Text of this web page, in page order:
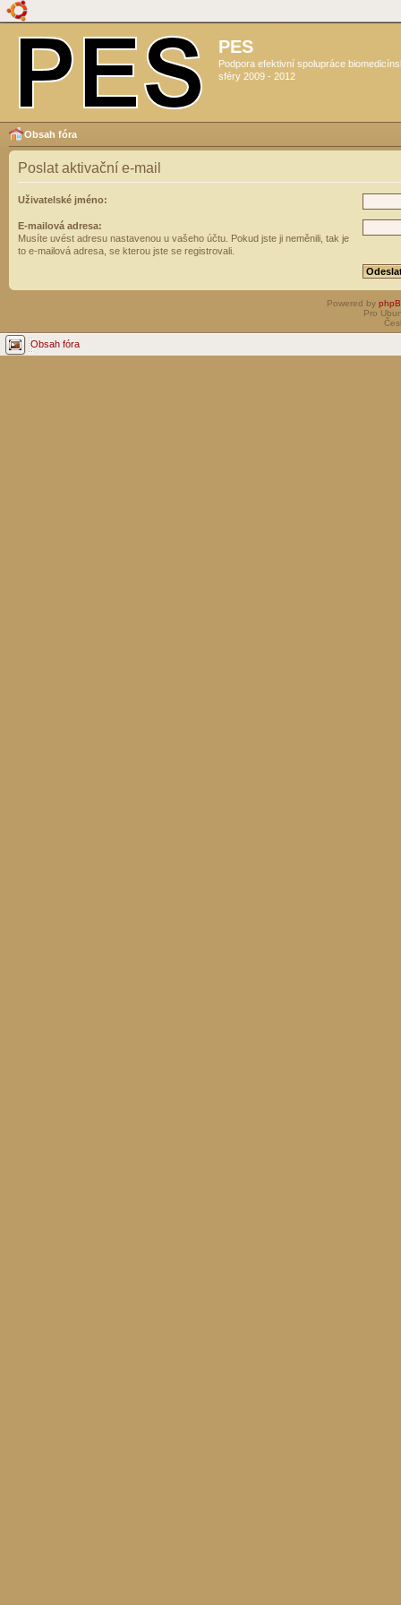
PES
Podpora efektivní spolupráce
sféry 2009 - 2012
Obsah fóra
Poslat aktivační e-mail
Uživatelské jméno:
E-mailová adresa:
Musíte uvést adresu nastavenou u vašeho účtu. Pokud jste ji neměnili, tak je
to e-mailová adresa, se kterou jste se registrovali.
Powered by
Pro
Obsah fóra